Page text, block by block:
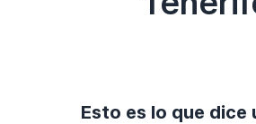
Esto es lo que dice